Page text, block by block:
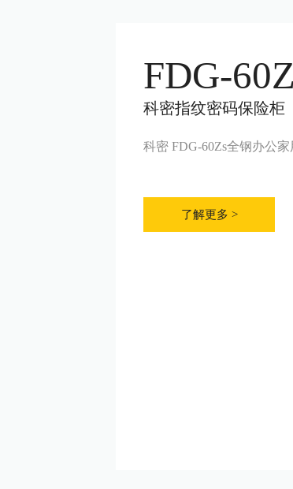
FDG-
科密指纹密码保险柜
科密 FDG-60Zs全钢办公
了解更多 >